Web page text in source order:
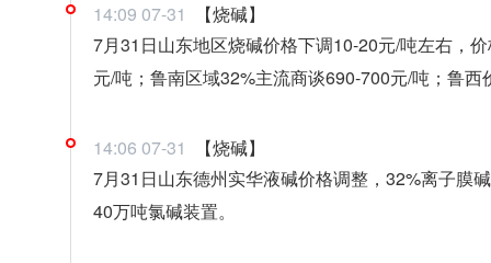
14:09 07-31
【烧碱】
7月31日山东地区烧碱价格下调10-20元/吨左右，
元/吨；鲁南区域32%主流商谈690-700元/吨；鲁
14:06 07-31
【烧碱】
7月31日山东德州实华液碱价格调整，32%离子膜
40万吨氯碱装置。